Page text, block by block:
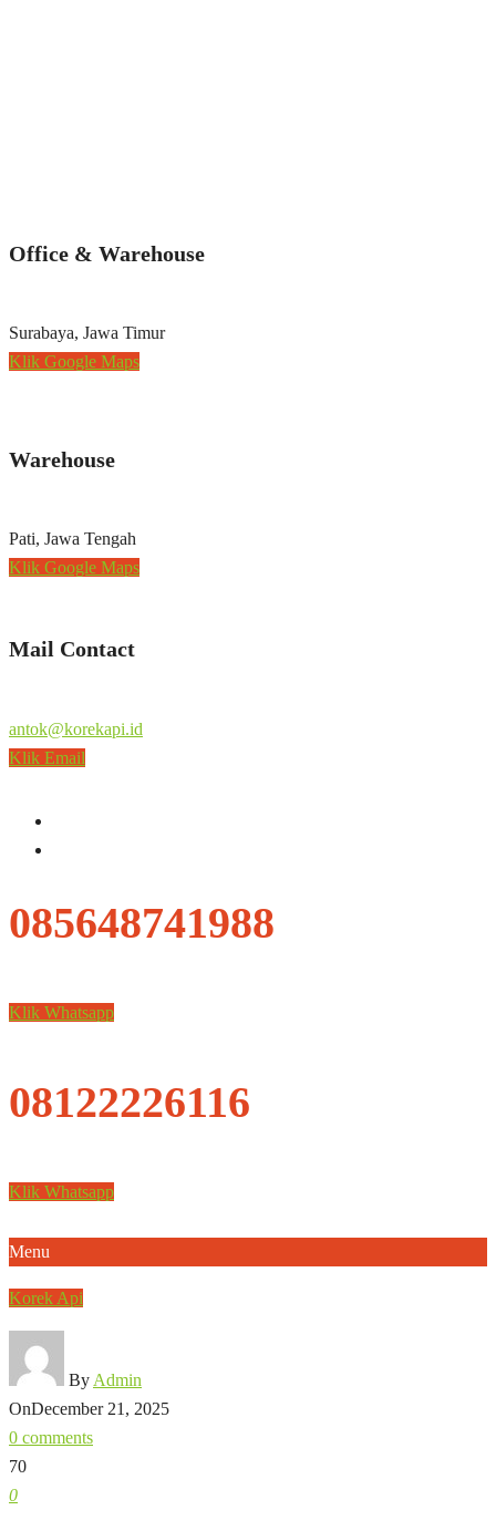
Office & Warehouse
Surabaya, Jawa Timur
Klik Google Maps
Warehouse
Pati, Jawa Tengah
Klik Google Maps
Mail Contact
antok@korekapi.id
Klik Email
085648741988
Klik Whatsapp
08122226116
Klik Whatsapp
Menu
Korek Api
By Admin
OnDecember 21, 2025
0 comments
70
0